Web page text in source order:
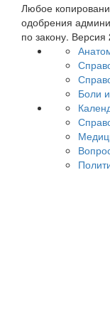
Любое
одобрения
по закону. Версия
Боли